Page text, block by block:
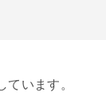
ています。